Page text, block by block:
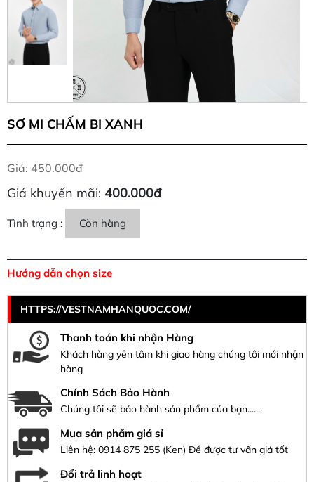
SƠ MI CHẤM BI XANH
Giá: 450.000đ
Giá khuyến mãi: 400.000đ
Tình trạng : Còn hàng
Hướng dẫn chọn size
HTTPS://VESTNAMHANQUOC.COM/
Thanh toán khi nhận Hàng
Khách hàng yên tâm khi giao hàng chúng tôi mới nhận
hàng
Chính Sách Bảo Hành
Chúng tôi sẽ bảo hành sản phẩm của bạn......
Mua sản phẩm giá sỉ
Liên hệ: 0914 875 255 (Ken) Để được tư vấn giá tốt
Đổi trả linh hoạt